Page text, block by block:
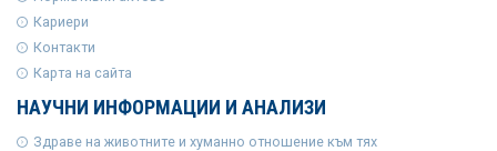
Кариери
Контакти
Карта на сайта
НАУЧНИ ИНФОРМАЦИИ И АНАЛИЗИ
Здраве на животните и хуманно отношение към тях